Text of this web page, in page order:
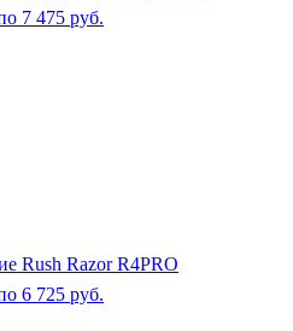
7 475 руб.
Rush Razor R4PRO
6 725 руб.